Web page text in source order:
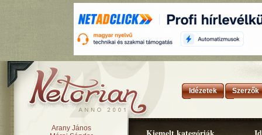
Idézetek Szerzők
Arany János